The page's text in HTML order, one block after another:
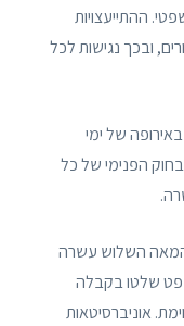
ההתייעצויות
ובכך נגישות לכל
של ימי
הפנימי של כל
השלוש עשרה
שלטו בקבלה
אוניברסיטאות